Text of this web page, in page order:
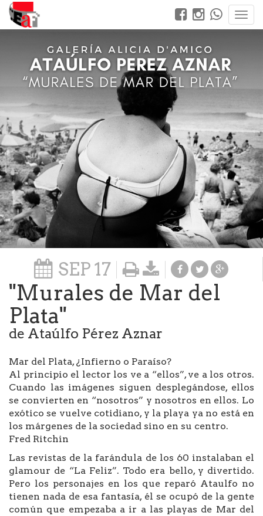
SEP17
"Murales de Mar del
Plata"
de Ataúlfo Pérez Aznar
Mar del Plata, ¿Infierno o Paraíso?
Al principio el lector los ve a “ellos”, ve a los otros.
Cuando las imágenes siguen desplegándose, ellos
se convierten en “nosotros” y nosotros en ellos. Lo
exótico se vuelve cotidiano, y la playa ya no está en
los márgenes de la sociedad sino en su centro.
Fred Ritchin
Las revistas de la farándula de los 60 instalaban el
glamour de “La Feliz”. Todo era bello, y divertido.
Pero los personajes en los que reparó Ataulfo no
tienen nada de esa fantasía, él se ocupó de la gente
común que empezaba a ir a las playas de Mar del